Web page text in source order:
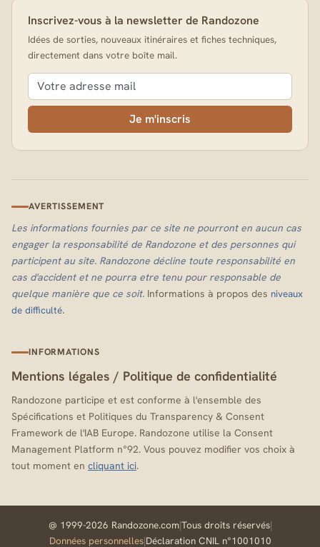
Inscrivez-vous à la newsletter de Randozone
Idées de sorties, nouveaux itinéraires et fiches techniques,
directement dans votre boîte mail.
Je m'inscris
AVERTISSEMENT
Les informations fournies par ce site ne pourront en aucun cas
engager la responsabilité de Randozone et des personnes qui
participent au site. Randozone décline toute responsabilité en
cas d'accident et ne pourra etre tenu pour responsable de
quelque manière que ce soit. Informations à propos des niveaux
de difficulté.
INFORMATIONS
Mentions légales / Politique de confidentialité
Randozone participe et est conforme à l'ensemble des
Spécifications et Politiques du Transparency & Consent
Framework de l'IAB Europe. Randozone utilise la Consent
Management Platform n°92. Vous pouvez modifier vos choix à
tout moment en cliquant ici.
@ 1999-2026 Randozone.com|Tous droits réservés|
Données personnelles|Déclaration CNIL n°1001010